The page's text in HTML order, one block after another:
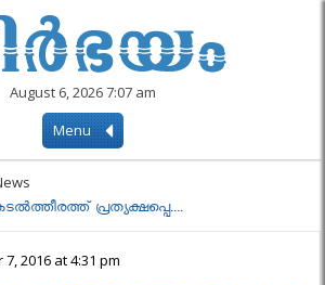
August 6, 2026 7:07 am
Menu
പ്രത്യക്ഷപ്പെ....
2016 at 4:31 pm